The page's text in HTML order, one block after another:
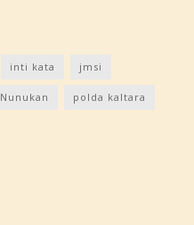
inti kata jmsi
Nunukan polda kaltara